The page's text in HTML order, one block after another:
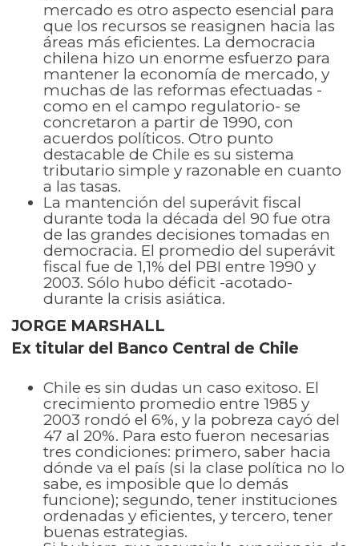
mercado es otro aspecto esencial para
que los recursos se reasignen hacia las
áreas más eficientes. La democracia
chilena hizo un enorme esfuerzo para
mantener la economía de mercado, y
muchas de las reformas efectuadas -
como en el campo regulatorio- se
concretaron a partir de 1990, con
acuerdos políticos. Otro punto
destacable de Chile es su sistema
tributario simple y razonable en cuanto
a las tasas.
La mantención del superávit fiscal
durante toda la década del 90 fue otra
de las grandes decisiones tomadas en
democracia. El promedio del superávit
fiscal fue de 1,1% del PBI entre 1990 y
2003. Sólo hubo déficit -acotado-
durante la crisis asiática.
JORGE MARSHALL
Ex titular del Banco Central de Chile
Chile es sin dudas un caso exitoso. El
crecimiento promedio entre 1985 y
2003 rondó el 6%, y la pobreza cayó del
47 al 20%. Para esto fueron necesarias
tres condiciones: primero, saber hacia
dónde va el país (si la clase política no lo
sabe, es imposible que lo demás
funcione); segundo, tener instituciones
ordenadas y eficientes, y tercero, tener
buenas estrategias.